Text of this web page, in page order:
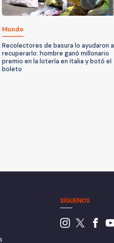
Mundo
Recolectores de basura lo ayudaron a
recuperarlo: hombre ganó millonario
premio en la lotería en Italia y botó el
boleto
SÍGUENOS